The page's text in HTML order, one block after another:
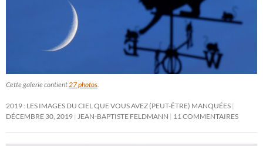
Cette galerie contient27 photos.
2019 : LES IMAGES DU CIEL QUE VOUS AVEZ (PEUT-ÊTRE) MANQUÉES
DÉCEMBRE 30, 2019 JEAN-BAPTISTE FELDMANN 11 COMMENTAIRES